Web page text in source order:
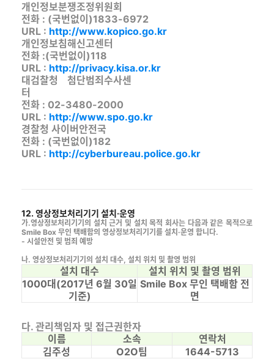
개인정보분쟁조정위원회
전화 : (국번없이)1833-6972
URL : http://www.kopico.go.kr
개인정보침해신고센터
전화 :(국번없이)118
URL : http://privacy.kisa.or.kr
대검찰청 첨단범죄수사센
터
전화 : 02-3480-2000
URL : http://www.spo.go.kr
경찰청 사이버안전국
전화 : (국번없이)182
URL : http://cyberbureau.police.go.kr
12. 영상정보처리기기 설치·운영
가.영상정보처리기기의 설치 근거 및 설치 목적 회사는 다음과 같은 목적으로
Smile Box 무인 택배함의 영상정보처리기기를 설치·운영 합니다.
- 시설안전 및 범죄 예방
나. 영상정보처리기기의 설치 대수, 설치 위치 및 촬영 범위
설치 대수
설치 위치 및 촬영 범위
1000대(2017년 6월 30일
기준)
Smile Box 무인 택배함 전
면
다. 관리책임자 및 접근권한자
이름
소속
연락처
김주성
O2O팀 1644-5713